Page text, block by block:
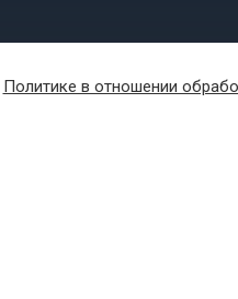
Политике в отношении